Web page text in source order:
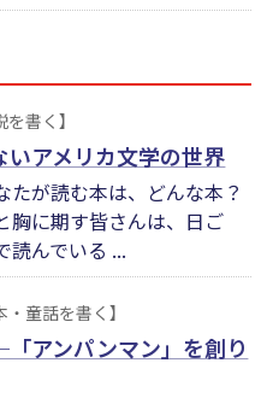
を書く】
いアメリカ文学の世界
たが読む本は、どんな本？
胸に期す皆さんは、日ご
読んでいる ...
・童話を書く】
アンパンマン」を創り